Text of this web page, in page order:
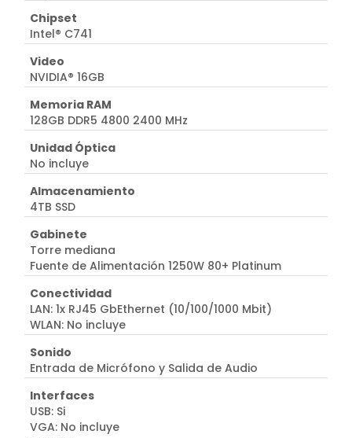
Chipset
Intel® C741
Video
NVIDIA® 16GB
Memoria RAM
128GB DDR5 4800 2400 MHz
Unidad Óptica
No incluye
Almacenamiento
4TB SSD
Gabinete
Torre mediana
Fuente de Alimentación 1250W 80+ Platinum
Conectividad
LAN: 1x RJ45 GbEthernet (10/100/1000 Mbit)
WLAN: No incluye
Sonido
Entrada de Micrófono y Salida de Audio
Interfaces
USB: Si
VGA: No incluye